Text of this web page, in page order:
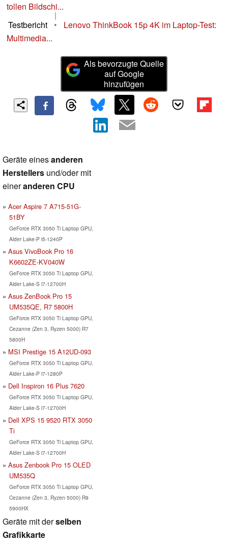
tollen Bildschi...
|
Testbericht
•
Lenovo ThinkBook 15p 4K im Laptop-Test:
Multimedia...
Als bevorzugte Quelle
auf Google
hinzufügen
Geräte einesanderen
Herstellers und/oder mit
eineranderen CPU
Acer Aspire 7 A715-51G-
51BY
GeForce RTX 3050 Ti Laptop GPU,
Alder Lake-P i5-1240P
Asus VivoBook Pro 16
K6602ZE-KV040W
GeForce RTX 3050 Ti Laptop GPU,
Alder Lake-S i7-12700H
Asus ZenBook Pro 15
UM535QE, R7 5800H
GeForce RTX 3050 Ti Laptop GPU,
Cezanne (Zen 3, Ryzen 5000) R7
5800H
MSI Prestige 15 A12UD-093
GeForce RTX 3050 Ti Laptop GPU,
Alder Lake-P i7-1280P
Dell Inspiron 16 Plus 7620
GeForce RTX 3050 Ti Laptop GPU,
Alder Lake-S i7-12700H
Dell XPS 15 9520 RTX 3050
Ti
GeForce RTX 3050 Ti Laptop GPU,
Alder Lake-S i7-12700H
Asus Zenbook Pro 15 OLED
UM535Q
GeForce RTX 3050 Ti Laptop GPU,
Cezanne (Zen 3, Ryzen 5000) R9
5900HX
Geräte mit derselben
Grafikkarte